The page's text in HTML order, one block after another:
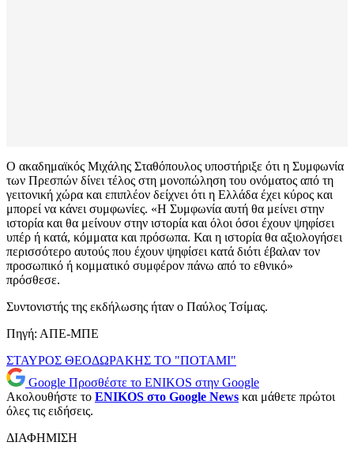
Ο ακαδημαϊκός Μιχάλης Σταθόπουλος υποστήριξε ότι η Συμφωνία
των Πρεσπών δίνει τέλος στη μονοπώληση του ονόματος από τη
γειτονική χώρα και επιπλέον δείχνει ότι η Ελλάδα έχει κύρος και
μπορεί να κάνει συμφωνίες. «Η Συμφωνία αυτή θα μείνει στην
ιστορία και θα μείνουν στην ιστορία και όλοι όσοι έχουν ψηφίσει
υπέρ ή κατά, κόμματα και πρόσωπα. Και η ιστορία θα αξιολογήσει
περισσότερο αυτούς που έχουν ψηφίσει κατά διότι έβαλαν τον
προσωπικό ή κομματικό συμφέρον πάνω από το εθνικό»
πρόσθεσε.
Συντονιστής της εκδήλωσης ήταν ο Παύλος Τσίμας.
Πηγή: ΑΠΕ-ΜΠΕ
ΣΤΑΥΡΟΣ ΘΕΟΔΩΡΑΚΗΣ ΤΟ "ΠΟΤΑΜΙ"
Google Προσθέστε το ENIKOS στην Google
Ακολουθήστε το ENIKOS στο Google News και μάθετε πρώτοι
όλες τις ειδήσεις.
ΔΙΑΦΗΜΙΣΗ